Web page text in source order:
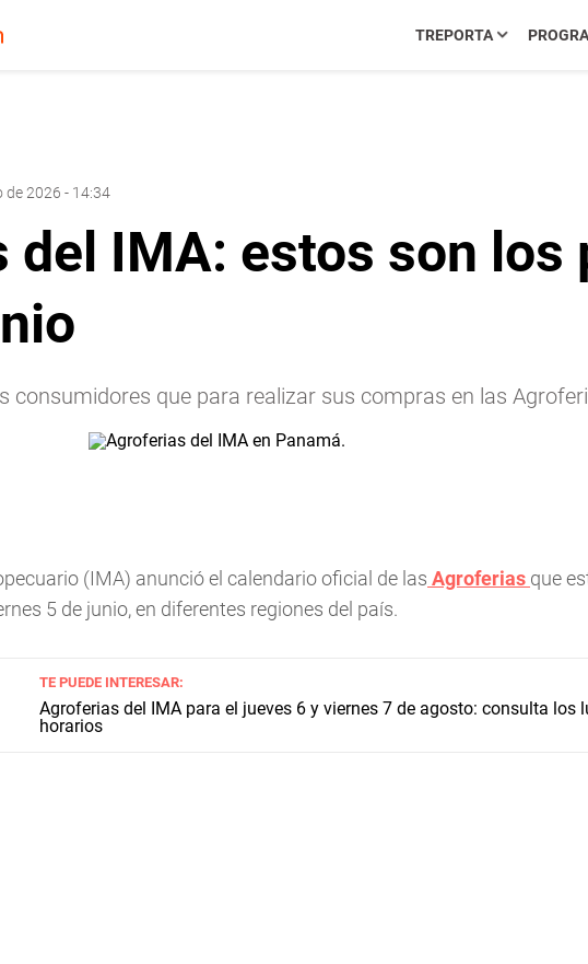
TREPORTA
de 2026 - 14:34
IMA: estos son los
consumidores que para realizar sus compras en las
(IMA) anunció el calendario oficial de las Agroferias que
5 de junio, en diferentes regiones del país.
TE PUEDE INTERESAR:
Agroferias del IMA para el jueves 6 y viernes 7 de agosto: consulta los
horarios